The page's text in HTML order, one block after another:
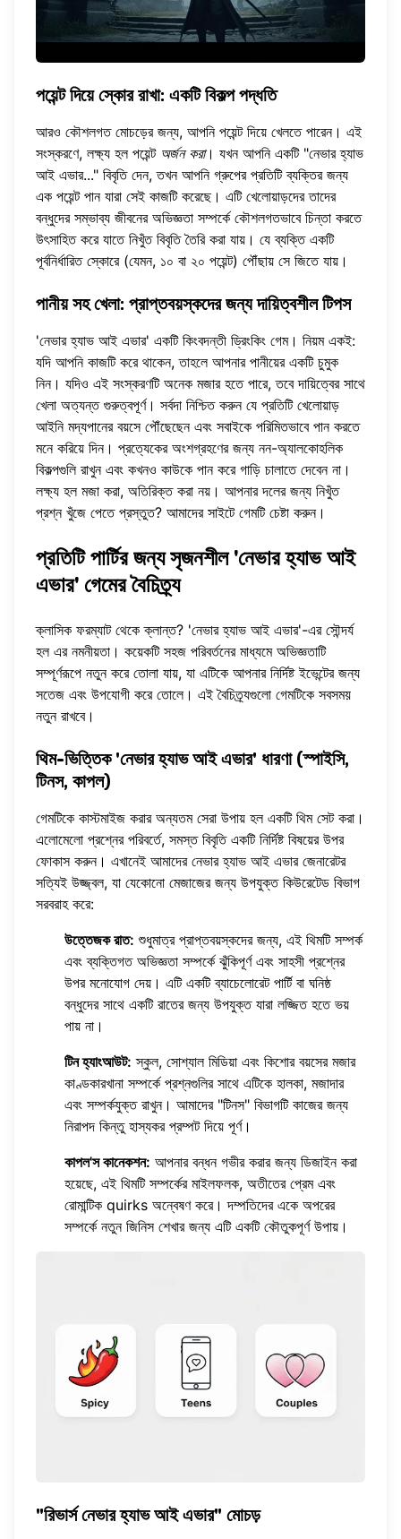
পয়েন্ট দিয়ে স্কোর রাখা: একটি বিকল্প পদ্ধতি
আরও কৌশলগত মোচড়ের জন্য, আপনি পয়েন্ট দিয়ে খেলতে পারেন। এই
সংস্করণে, লক্ষ্য হল পয়েন্ট অর্জন করা। যখন আপনি একটি "নেভার হ্যাভ
আই এভার..." বিবৃতি দেন, তখন আপনি গ্রুপের প্রতিটি ব্যক্তির জন্য
এক পয়েন্ট পান যারা সেই কাজটি করেছে। এটি খেলোয়াড়দের তাদের
বন্ধুদের সম্ভাব্য জীবনের অভিজ্ঞতা সম্পর্কে কৌশলগতভাবে চিন্তা করতে
উৎসাহিত করে যাতে নিখুঁত বিবৃতি তৈরি করা যায়। যে ব্যক্তি একটি
পূর্বনির্ধারিত স্কোরে (যেমন, ১০ বা ২০ পয়েন্ট) পৌঁছায় সে জিতে যায়।
পানীয় সহ খেলা: প্রাপ্তবয়স্কদের জন্য দায়িত্বশীল টিপস
'নেভার হ্যাভ আই এভার' একটি কিংবদন্তী ড্রিংকিং গেম। নিয়ম একই:
যদি আপনি কাজটি করে থাকেন, তাহলে আপনার পানীয়ের একটি চুমুক
নিন। যদিও এই সংস্করণটি অনেক মজার হতে পারে, তবে দায়িত্বের সাথে
খেলা অত্যন্ত গুরুত্বপূর্ণ। সর্বদা নিশ্চিত করুন যে প্রতিটি খেলোয়াড়
আইনি মদ্যপানের বয়সে পৌঁছেছেন এবং সবাইকে পরিমিতভাবে পান করতে
মনে করিয়ে দিন। প্রত্যেকের অংশগ্রহণের জন্য নন-অ্যালকোহলিক
বিকল্পগুলি রাখুন এবং কখনও কাউকে পান করে গাড়ি চালাতে দেবেন না।
লক্ষ্য হল মজা করা, অতিরিক্ত করা নয়। আপনার দলের জন্য নিখুঁত
প্রশ্ন খুঁজে পেতে প্রস্তুত? আমাদের সাইটে গেমটি চেষ্টা করুন।
প্রতিটি পার্টির জন্য সৃজনশীল 'নেভার হ্যাভ আই
এভার' গেমের বৈচিত্র্য
ক্লাসিক ফরম্যাট থেকে ক্লান্ত? 'নেভার হ্যাভ আই এভার'-এর সৌন্দর্য
হল এর নমনীয়তা। কয়েকটি সহজ পরিবর্তনের মাধ্যমে অভিজ্ঞতাটি
সম্পূর্ণরূপে নতুন করে তোলা যায়, যা এটিকে আপনার নির্দিষ্ট ইভেন্টের জন্য
সতেজ এবং উপযোগী করে তোলে। এই বৈচিত্র্যগুলো গেমটিকে সবসময়
নতুন রাখবে।
থিম-ভিত্তিক 'নেভার হ্যাভ আই এভার' ধারণা (স্পাইসি,
টিনস, কাপল)
গেমটিকে কাস্টমাইজ করার অন্যতম সেরা উপায় হল একটি থিম সেট করা।
এলোমেলো প্রশ্নের পরিবর্তে, সমস্ত বিবৃতি একটি নির্দিষ্ট বিষয়ের উপর
ফোকাস করুন। এখানেই আমাদের নেভার হ্যাভ আই এভার জেনারেটর
সত্যিই উজ্জ্বল, যা যেকোনো মেজাজের জন্য উপযুক্ত কিউরেটেড বিভাগ
সরবরাহ করে:
উত্তেজক রাত: শুধুমাত্র প্রাপ্তবয়স্কদের জন্য, এই থিমটি সম্পর্ক
এবং ব্যক্তিগত অভিজ্ঞতা সম্পর্কে ঝুঁকিপূর্ণ এবং সাহসী প্রশ্নের
উপর মনোযোগ দেয়। এটি একটি ব্যাচেলোরেট পার্টি বা ঘনিষ্ঠ
বন্ধুদের সাথে একটি রাতের জন্য উপযুক্ত যারা লজ্জিত হতে ভয়
পায় না।
টিন হ্যাংআউট: স্কুল, সোশ্যাল মিডিয়া এবং কিশোর বয়সের মজার
কাণ্ডকারখানা সম্পর্কে প্রশ্নগুলির সাথে এটিকে হালকা, মজাদার
এবং সম্পর্কযুক্ত রাখুন। আমাদের "টিনস" বিভাগটি কাজের জন্য
নিরাপদ কিন্তু হাস্যকর প্রম্পট দিয়ে পূর্ণ।
কাপল'স কানেকশন: আপনার বন্ধন গভীর করার জন্য ডিজাইন করা
হয়েছে, এই থিমটি সম্পর্কের মাইলফলক, অতীতের প্রেম এবং
রোমান্টিক quirks অন্বেষণ করে। দম্পতিদের একে অপরের
সম্পর্কে নতুন জিনিস শেখার জন্য এটি একটি কৌতুকপূর্ণ উপায়।
"রিভার্স নেভার হ্যাভ আই এভার" মোচড়